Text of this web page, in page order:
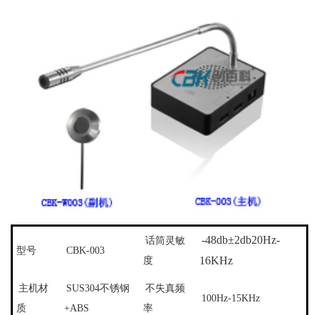
型号 CBK-003
话筒灵敏
度
-48db±2db20Hz-
16KHz
主机材
质
SUS304不锈钢
+ABS
不失真频
率
100Hz-15KHz